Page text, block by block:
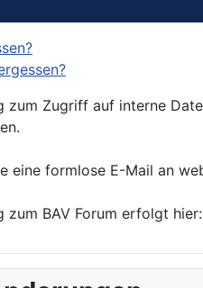
zum Zugriff auf interne
eine formlose E-Mail an
zum BAV Forum erfolgt hier: